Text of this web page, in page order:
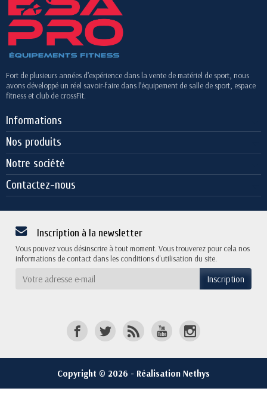
Fort de plusieurs années d’expérience dans la vente de matériel de sport, nous
avons développé un réel savoir-faire dans l’équipement de salle de sport, espace
fitness et club de crossFit.
Informations
Nos produits
Notre société
Contactez-nous
Inscription à la newsletter
Vous pouvez vous désinscrire à tout moment. Vous trouverez pour cela nos
informations de contact dans les conditions d'utilisation du site.
Copyright © 2026 - Réalisation Nethys